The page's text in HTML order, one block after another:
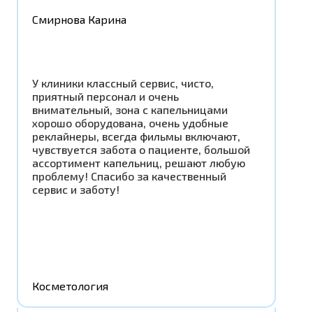
Смирнова Карина
У клиники классный сервис, чисто,
приятный персонал и очень
внимательный, зона с капельницами
хорошо оборудована, очень удобные
реклайнеры, всегда фильмы включают,
чувствуется забота о пациенте, большой
ассортимент капельниц, решают любую
проблему! Спасибо за качественный
сервис и заботу!
Косметология